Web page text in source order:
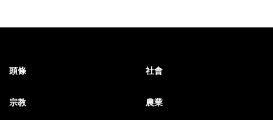
頭條 社會
宗教 農業